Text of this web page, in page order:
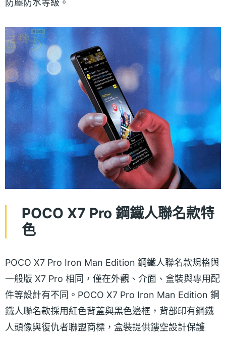
防塵防水等級。
POCO X7 Pro 鋼鐵人聯名款特
色
POCO X7 Pro Iron Man Edition 鋼鐵人聯名款規格與
一般版 X7 Pro 相同，僅在外觀、介面、盒裝與專用配
件等設計有不同。POCO X7 Pro Iron Man Edition 鋼
鐵人聯名款採用紅色背蓋與黑色邊框，背部印有鋼鐵
人頭像與復仇者聯盟商標，盒裝提供鏤空設計保護